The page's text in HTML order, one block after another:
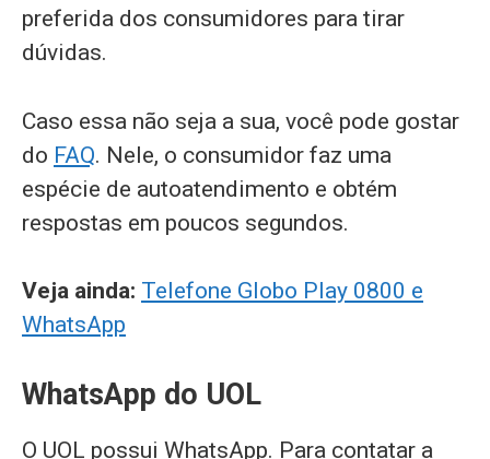
preferida dos consumidores para tirar
dúvidas.
Caso essa não seja a sua, você pode gostar
do FAQ. Nele, o consumidor faz uma
espécie de autoatendimento e obtém
respostas em poucos segundos.
Veja ainda: Telefone Globo Play 0800 e
WhatsApp
WhatsApp do UOL
O UOL possui WhatsApp. Para contatar a